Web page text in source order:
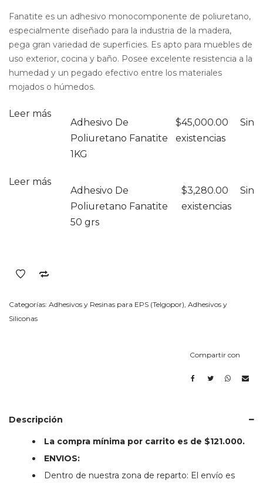
precios:
desde
$3,280.00
hasta
$45,000.00
Fanatite es un adhesivo monocomponente de poliuretano,
especialmente diseñado para la industria de la madera,
pega gran variedad de superficies. Es apto para muebles de
uso exterior, cocina y baño. Posee excelente resistencia a la
humedad y un pegado efectivo entre los materiales
mojados o húmedos.
Leer más
Adhesivo De
Poliuretano Fanatite
1KG
$45,000.00
Sin
existencias
Leer más
Adhesivo De
Poliuretano Fanatite
50 grs
$3,280.00
Sin
existencias
Categorías: Adhesivos y Resinas para EPS (Telgopor) Adhesivos y
Siliconas
Compartir con
Descripción
La compra mínima por carrito es de $121.000.
ENVIOS:
Dentro de nuestra zona de reparto: El envío es